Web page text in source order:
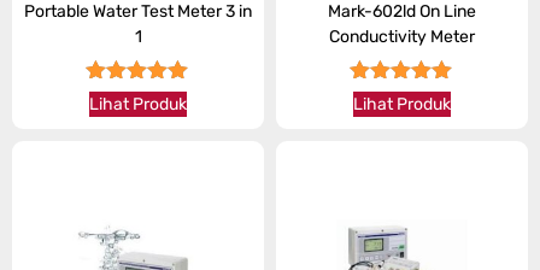
Portable Water Test Meter 3 in
1
★★★★★
Lihat Produk
Mark-602ld On Line
Conductivity Meter
★★★★★
Lihat Produk